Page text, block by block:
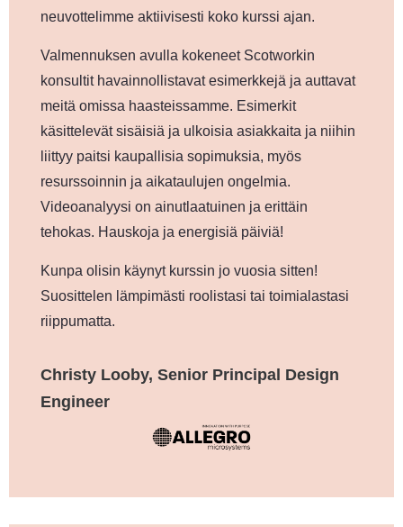
neuvottelimme aktiivisesti koko kurssi ajan.
Valmennuksen avulla kokeneet Scotworkin
konsultit havainnollistavat esimerkkejä ja auttavat
meitä omissa haasteissamme. Esimerkit
käsittelevät sisäisiä ja ulkoisia asiakkaita ja niihin
liittyy paitsi kaupallisia sopimuksia, myös
resurssoinnin ja aikataulujen ongelmia.
Videoanalyysi on ainutlaatuinen ja erittäin
tehokas. Hauskoja ja energisiä päiviä!
Kunpa olisin käynyt kurssin jo vuosia sitten!
Suosittelen lämpimästi roolistasi tai toimialastasi
riippumatta.
Christy Looby, Senior Principal Design
Engineer